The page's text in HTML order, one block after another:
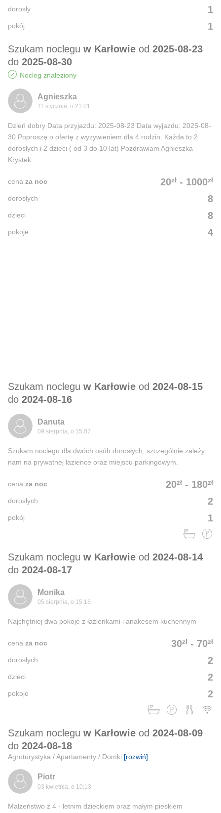
1
dorosły
1
pokój
Szukam noclegu w Karłowie od 2025-08-23
do 2025-08-30
Nocleg znaleziony
Agnieszka
11 stycznia, o 21:01
Dzień dobry Data przyjazdu: 2025-08-23 Data wyjazdu: 2025-08-
30 Poproszę o ofertę z wyżywieniem dla 4 rodzin. Każda to 2
dorosłych i 2 dzieci ( od 3 do 10 lat) Pozdrawiam Agnieszka
Krystek
20zł - 1000zł
cena za noc
8
dorosłych
8
dzieci
4
pokoje
Szukam noclegu w Karłowie od 2024-08-15
do 2024-08-16
Danuta
09 sierpnia, o 15:07
Szukam noclegu dla dwóch osób dorosłych, szczególnie zależy
nam na prywatnej łazience oraz miejscu parkingowym.
20zł - 180zł
cena za noc
2
dorosłych
1
pokój
Szukam noclegu w Karłowie od 2024-08-14
do 2024-08-17
Monika
05 sierpnia, o 15:18
Najchętniej dwa pokoje z łazienkami i anakesem kuchennym
30zł - 70zł
cena za noc
2
dorosłych
2
dzieci
2
pokoje
Szukam noclegu w Karłowie od 2024-08-09
do 2024-08-18
Agroturystyka / Apartamenty / Domki [rozwiń]
Piotr
03 kwietnia, o 10:13
Małżeństwo z 4 - letnim dzieckiem oraz małym pieskiem